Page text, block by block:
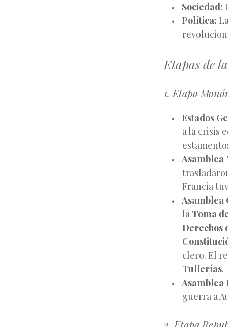
Sociedad:
Política:
Etapas de
1. Etapa
Estados
a la crisis
Asamblea
Francia
Asamblea
la Toma
Derechos
clero. El
Tullerías.
Asamblea
guerra a